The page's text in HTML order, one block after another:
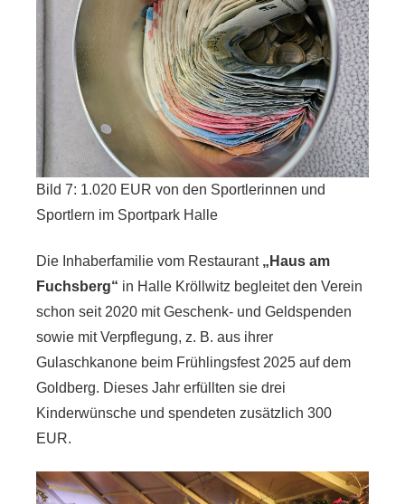
Bild 7: 1.020 EUR von den Sportlerinnen und
Sportlern im Sportpark Halle
Die Inhaberfamilie vom Restaurant „Haus am
Fuchsberg“ in Halle Kröllwitz begleitet den Verein
schon seit 2020 mit Geschenk- und Geldspenden
sowie mit Verpflegung, z. B. aus ihrer
Gulaschkanone beim Frühlingsfest 2025 auf dem
Goldberg. Dieses Jahr erfüllten sie drei
Kinderwünsche und spendeten zusätzlich 300
EUR.